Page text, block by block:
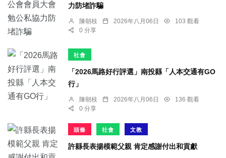
力防堵詐騙
陳朝枝 2026年八月06日
103 觀看
0 分享
社會
「2026馬路好行評選」南投縣「人本交通有GO
行」
陳朝枝 2026年八月06日
136 觀看
0 分享
頭條 社會 文教
許縣長表揚模範父親 肯定感謝付出和貢獻